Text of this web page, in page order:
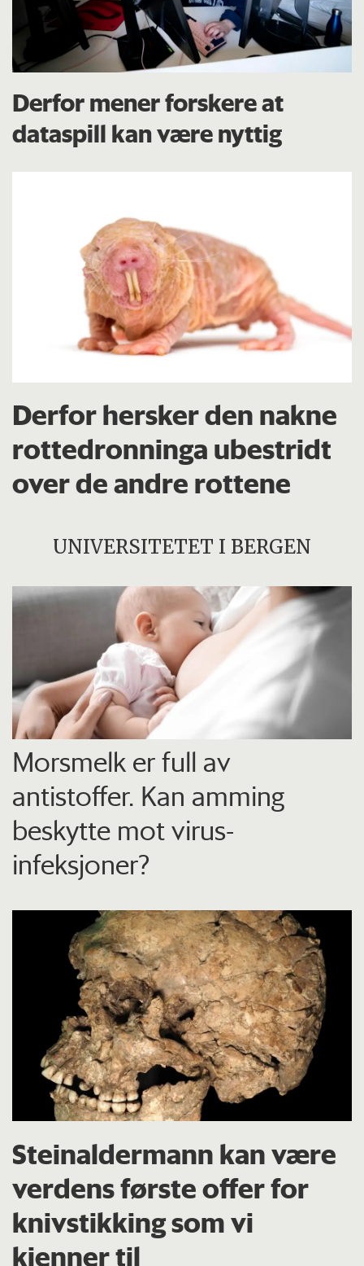
Derfor mener forskere at
dataspill kan være nyttig
Derfor hersker den nakne
rottedronninga ubestridt
over de andre rottene
UNIVERSITETET I BERGEN
Morsmelk er full av
antistoffer. Kan amming
beskytte mot virus-
infeksjoner?
Steinaldermann kan være
verdens første offer for
knivstikking som vi
kjenner til